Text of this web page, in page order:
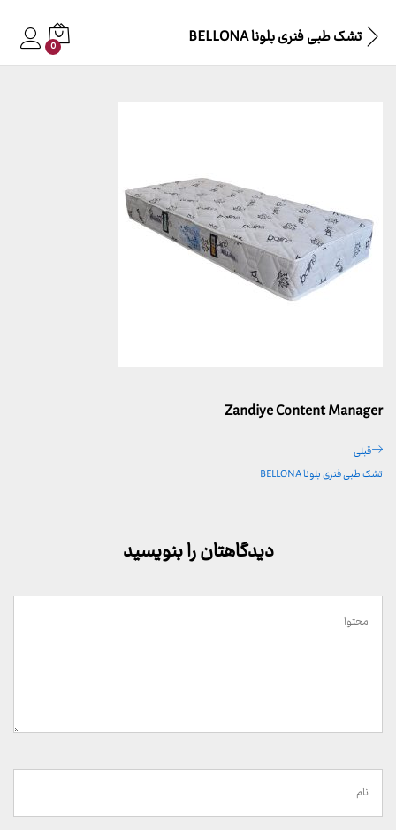
تشک طبی فنری بلونا BELLONA 0
Zandiye Content Manager
راهبری
نوشته
پست
قبلی
قبلی
تشک طبی فنری بلونا BELLONA
دیدگاهتان را بنویسید